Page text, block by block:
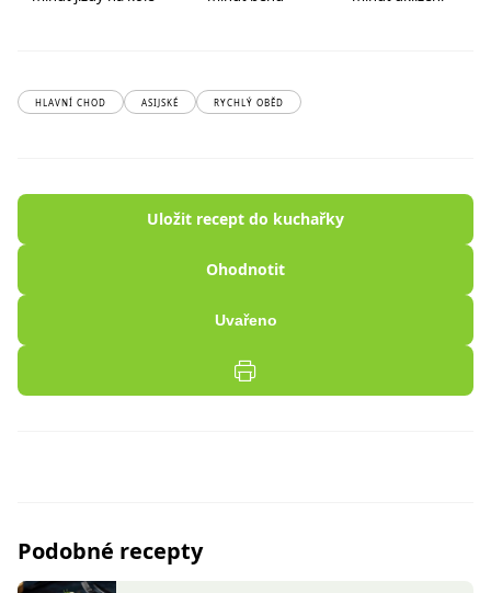
HLAVNÍ CHOD ASIJSKÉ RYCHLÝ OBĚD
Uložit recept do kuchařky
Ohodnotit
Uvařeno
Podobné recepty